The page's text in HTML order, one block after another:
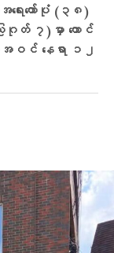
ရေးတော်ပုံ (၃၈)
တ် ၇)မှာ တောင်
အဝင် နေရာ ၁၂